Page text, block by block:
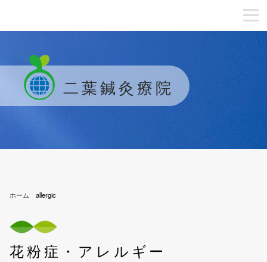
二葉鍼灸療院
ホーム allergic
花粉症・アレルギー